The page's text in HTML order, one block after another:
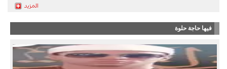
فيها حاجة حلوة